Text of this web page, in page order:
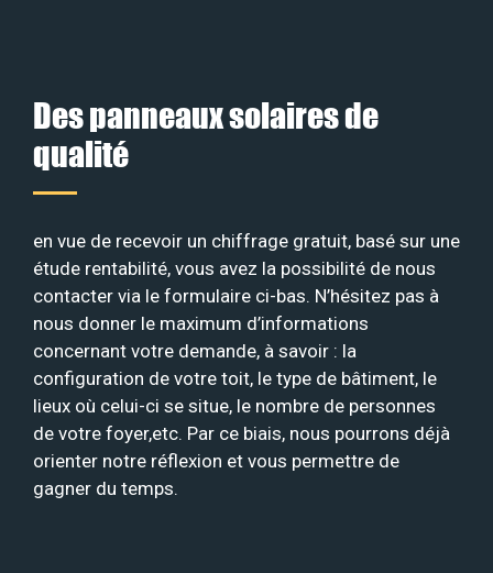
Des panneaux solaires de
qualité
en vue de recevoir un chiffrage gratuit, basé sur une
étude rentabilité, vous avez la possibilité de nous
contacter via le formulaire ci-bas. N’hésitez pas à
nous donner le maximum d’informations
concernant votre demande, à savoir : la
configuration de votre toit, le type de bâtiment, le
lieux où celui-ci se situe, le nombre de personnes
de votre foyer,etc. Par ce biais, nous pourrons déjà
orienter notre réflexion et vous permettre de
gagner du temps.